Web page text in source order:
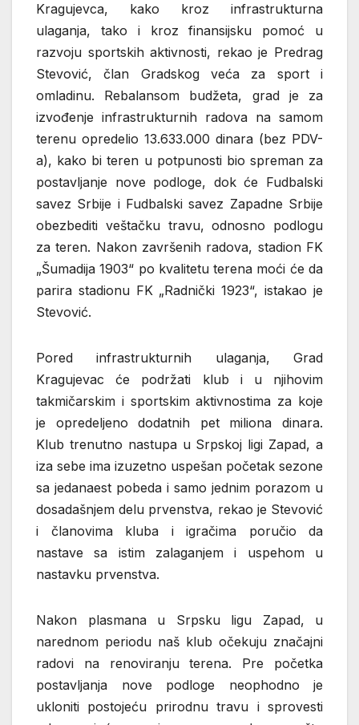
Kragujevca, kako kroz infrastrukturna
ulaganja, tako i kroz finansijsku pomoć u
razvoju sportskih aktivnosti, rekao je Predrag
Stevović, član Gradskog veća za sport i
omladinu. Rebalansom budžeta, grad je za
izvođenje infrastrukturnih radova na samom
terenu opredelio 13.633.000 dinara (bez PDV-
a), kako bi teren u potpunosti bio spreman za
postavljanje nove podloge, dok će Fudbalski
savez Srbije i Fudbalski savez Zapadne Srbije
obezbediti veštačku travu, odnosno podlogu
za teren. Nakon završenih radova, stadion FK
„Šumadija 1903“ po kvalitetu terena moći će da
parira stadionu FK „Radnički 1923“, istakao je
Stevović.
Pored infrastrukturnih ulaganja, Grad
Kragujevac će podržati klub i u njihovim
takmičarskim i sportskim aktivnostima za koje
je opredeljeno dodatnih pet miliona dinara.
Klub trenutno nastupa u Srpskoj ligi Zapad, a
iza sebe ima izuzetno uspešan početak sezone
sa jedanaest pobeda i samo jednim porazom u
dosadašnjem delu prvenstva, rekao je Stevović
i članovima kluba i igračima poručio da
nastave sa istim zalaganjem i uspehom u
nastavku prvenstva.
Nakon plasmana u Srpsku ligu Zapad, u
narednom periodu naš klub očekuju značajni
radovi na renoviranju terena. Pre početka
postavljanja nove podloge neophodno je
ukloniti postojeću prirodnu travu i sprovesti